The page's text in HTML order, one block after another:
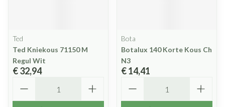
Ted
Ted Kniekous 71150 M
Regul Wit
€ 32,94
Bota
Botalux 140 Korte Kous Ch
N3
€ 14,41